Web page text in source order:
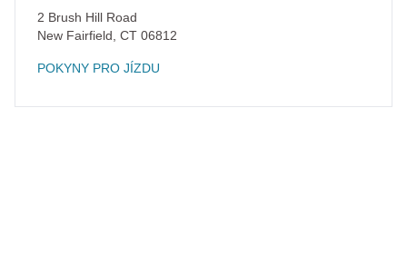
2 Brush Hill Road
New Fairfield CT 06812
POKYNY PRO JÍZDU